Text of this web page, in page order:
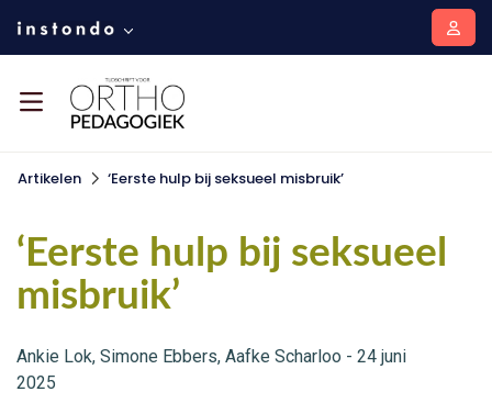
Artikelen ‘Eerste hulp bij seksueel misbruik’
‘Eerste hulp bij seksueel
misbruik’
Ankie Lok, Simone Ebbers, Aafke Scharloo - 24 juni
2025